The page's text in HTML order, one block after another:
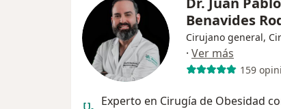
Benavides
Cirujano general,
· Ver más
159
Experto en Cirugía de Obesidad